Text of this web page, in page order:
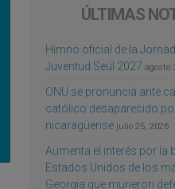
ÚLTIMAS
Himno oficial de la
Juventud Seúl 2027 agosto
ONU se pronuncia ante
católico desaparecido
nicaragüense julio 25, 2026
Aumenta el interés por la
Estados Unidos de los
Georgia que murieron